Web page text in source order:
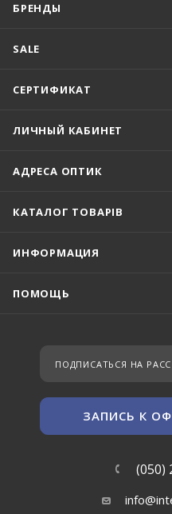
БРЕНДЫ
SALE
СЕРТИФИКАТ
ЛИЧНЫЙ КАБИНЕТ
АДРЕСА ОПТИК
КАТАЛОГ ТОВАРІВ
ИНФОРМАЦИЯ
ПОМОЩЬ
ПОДПИСАТЬСЯ НА
ЗАПИСЬ К
(050)